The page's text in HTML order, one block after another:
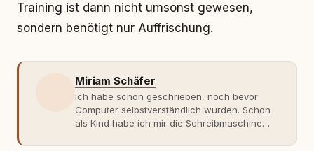
Training ist dann nicht umsonst gewesen,
sondern benötigt nur Auffrischung.
Miriam Schäfer
Ich habe schon geschrieben, noch bevor
Computer selbstverständlich wurden. Schon
als Kind habe ich mir die Schreibmaschine